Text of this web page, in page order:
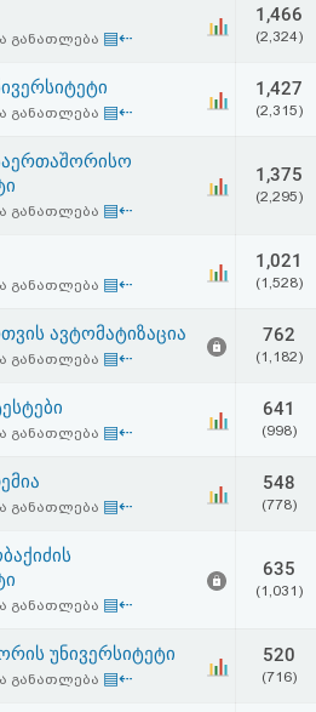
განათლება ▤⇠
1,466
(2,324)
განათლება ▤⇠
1,427
(2,315)
განათლება ▤⇠
1,375
(2,295)
განათლება ▤⇠
1,021
(1,528)
ავტომატიზაცია
განათლება ▤⇠
762
(1,182)
განათლება ▤⇠
641
(998)
განათლება ▤⇠
548
(778)
განათლება ▤⇠
635
(1,031)
უნივერსიტეტი
განათლება ▤⇠
520
(716)